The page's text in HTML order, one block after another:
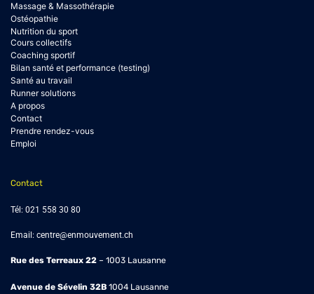
Massage & Massothérapie
Ostéopathie
Nutrition du sport
Cours collectifs
Coaching sportif
Bilan santé et performance (testing)
Santé au travail
Runner solutions
A propos
Contact
Prendre rendez-vous
Emploi
Contact
Tél: 021 558 30 80
Email: centre@enmouvement.ch
Rue des Terreaux 22 – 1003 Lausanne
Avenue de Sévelin 32B 1004 Lausanne